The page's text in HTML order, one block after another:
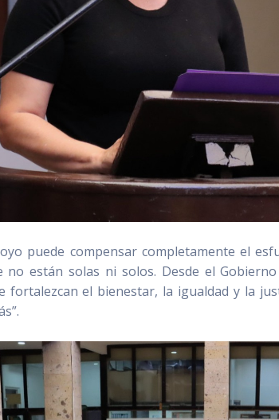
puede compensar completamente el
no están solas ni solos. Desde el
fortalezcan el bienestar, la igualdad y la